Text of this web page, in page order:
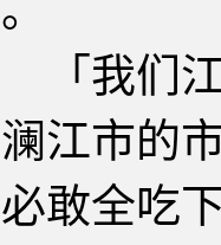
我们江
江市的
敢全吃